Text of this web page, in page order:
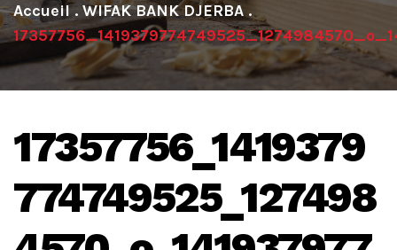
. WIFAK BANK DJERBA .
17357756_1419379
774749525_127498